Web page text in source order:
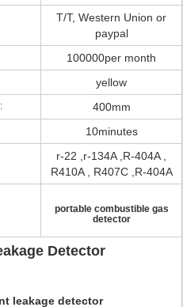
T/T, Western Union or
paypal
100000per month
yellow
400mm
10minutes
r-22 ,r-134A ,R-404A ,
R410A , R407C ,R-404A
portable combustible gas
detector
Detector
leakage detector